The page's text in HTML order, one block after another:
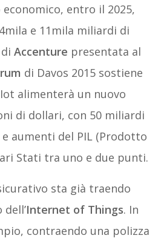
entro il 2025,
e 11mila miliardi di
Accenture presentata al
di Davos 2015 sostiene
alimenterà un nuovo
di dollari, con 50 miliardi
aumenti del PIL (Prodotto
Stati tra uno e due punti.
sta già traendo
Internet of Things. In
contraendo una polizza